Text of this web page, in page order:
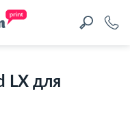
LX для